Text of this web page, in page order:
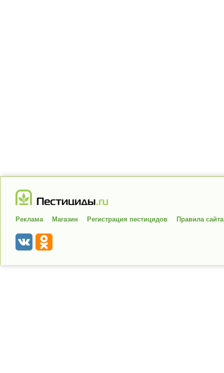
Реклама Магазин Регистрация пестицидов Правила сайта